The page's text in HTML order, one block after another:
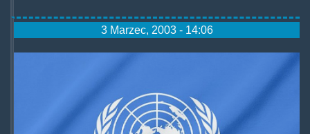
3 Marzec, 2003 - 14:06